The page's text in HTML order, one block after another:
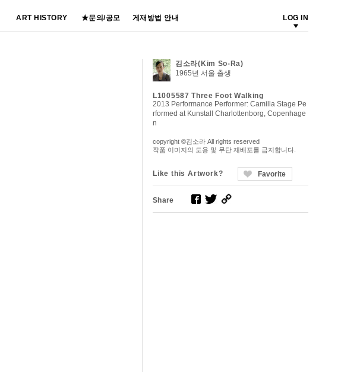
ART HISTORY ★문의/공모 게재방법 안내 LOG IN
김소라(Kim So-Ra)
1965년 서울 출생
L1005587 Three Foot Walking
2013 Performance Performer: Camilla Stage Pe
rformed at Kunstall Charlottenborg, Copenhage
n
copyright ©김소라 All rights reserved
작품 이미지의 도용 및 무단 재배포를 금지합니다.
Like this Artwork? Favorite
Share